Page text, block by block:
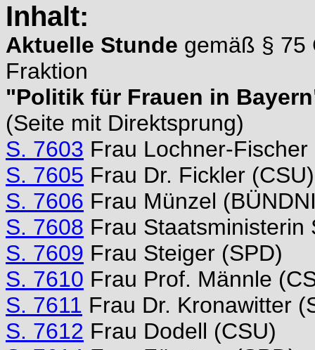
Inhalt:
Aktuelle Stunde gemäß § 75
Fraktion
"Politik für Frauen in
(Seite mit Direktsprung)
S. 7603 Frau Lochner-Fischer
S. 7605 Frau Dr. Fickler (CSU)
S. 7606 Frau Münzel
S. 7608 Frau Staatsministerin
S. 7609 Frau Steiger (SPD)
S. 7610 Frau Prof. Männle
S. 7611 Frau Dr. Kronawitter
S. 7612 Frau Dodell (CSU)